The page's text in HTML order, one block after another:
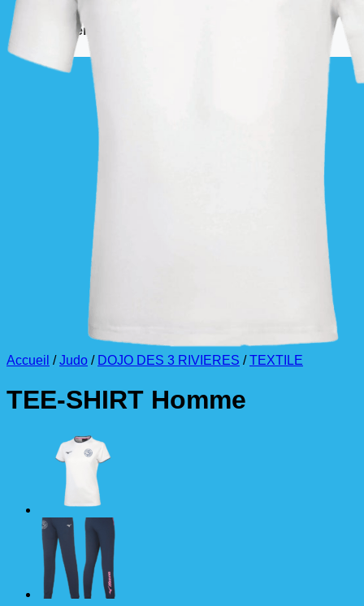
La commande est à récupérer auprès du
référent des équipements du club
Accueil / Judo / DOJO DES 3 RIVIERES / TEXTILE
TEE-SHIRT Homme